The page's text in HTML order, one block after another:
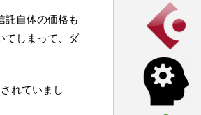
託自体の価格も
てしまって、ダ
れていまし